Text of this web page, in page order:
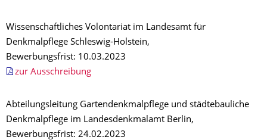
Wissenschaftliches Volontariat im Landesamt für
Denkmalpflege Schleswig-Holstein,
Bewerbungsfrist: 10.03.2023
zur Ausschreibung
Abteilungsleitung Gartendenkmalpflege und städtebauliche
Denkmalpflege im Landesdenkmalamt Berlin,
Bewerbungsfrist: 24.02.2023